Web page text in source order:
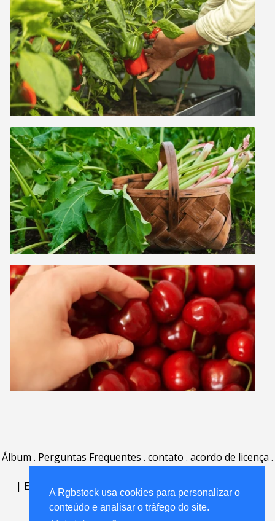
A Rgbstock usa cookies para personalizar o
conteúdo e analisar o tráfego do site.
Álbum . Perguntas Frequentes . contato . acordo de licença .
| English | Deutsch Español Português
Nederlands|